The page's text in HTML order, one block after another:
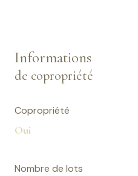
Informations
de copropriété
Copropriété
Oui
Nombre de lots